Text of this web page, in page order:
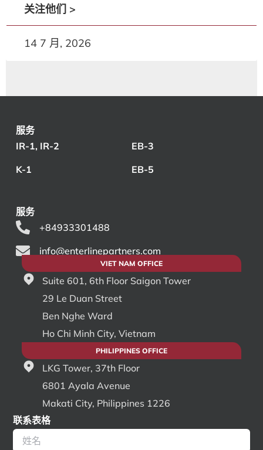
关注他们 >
14 7 月, 2026
服务
IR-1, IR-2
K-1
EB-3
EB-5
服务
+84933301488
info@enterlinepartners.com
VIET NAM OFFICE
Suite 601, 6th Floor Saigon Tower
29 Le Duan Street
Ben Nghe Ward
Ho Chi Minh City, Vietnam
PHILIPPINES OFFICE
LKG Tower, 37th Floor
6801 Ayala Avenue
Makati City, Philippines 1226
联系表格